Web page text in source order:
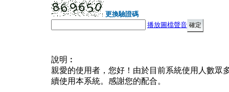
更換驗證碼
播放圖檔聲音
說明︰
親愛的使用者，您好！由於目前系統使用人數眾
續使用本系統。感謝您的配合。